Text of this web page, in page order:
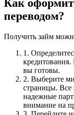
Как
переводом?
Получить займ
1.
вы готовы.
2. Выберите
страницы. Все
надежные
внимание на